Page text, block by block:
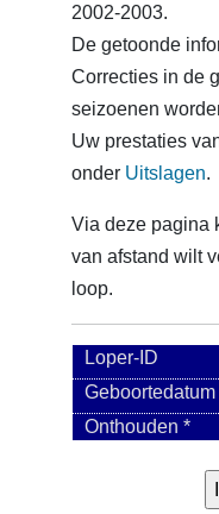
2002-2003.
De getoonde
Correcties in de
seizoenen
Uw prestaties
onder Uitslagen.
Via deze pagina
van afstand wilt
loop.
Loper-ID
Geboortedatum
Onthouden *